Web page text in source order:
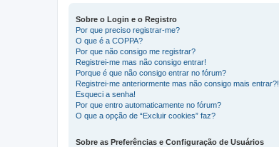
Sobre o Login e o Registro
Por que preciso registrar-me?
O que é a COPPA?
Por que não consigo me registrar?
Registrei-me mas não consigo entrar!
Porque é que não consigo entrar no fórum?
Registrei-me anteriormente mas não consigo mais entrar?!
Esqueci a senha!
Por que entro automaticamente no fórum?
O que a opção de “Excluir cookies” faz?
Sobre as Preferências e Configuração de Usuários